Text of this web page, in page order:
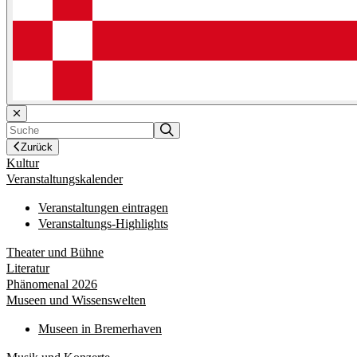
Zurück
Kultur
Veranstaltungskalender
Veranstaltungen eintragen
Veranstaltungs-Highlights
Theater und Bühne
Literatur
Phänomenal 2026
Museen und Wissenswelten
Museen in Bremerhaven